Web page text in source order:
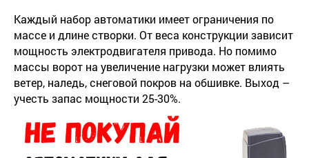
Каждый набор автоматики имеет ограничения по
массе и длине створки. От веса конструкции зависит
мощность электродвигателя привода. Но помимо
массы ворот на увеличение нагрузки может влиять
ветер, наледь, снеговой покров на обшивке. Выход –
учесть запас мощности 25-30%.